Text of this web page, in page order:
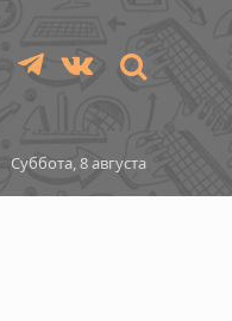
TelegramVKontakte
Суббота, 8 августа